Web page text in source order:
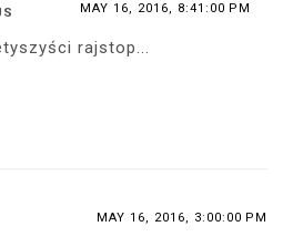
MAY 16, 2016, 8:41:00 PM
rajstop...
MAY 16, 2016, 3:00:00 PM